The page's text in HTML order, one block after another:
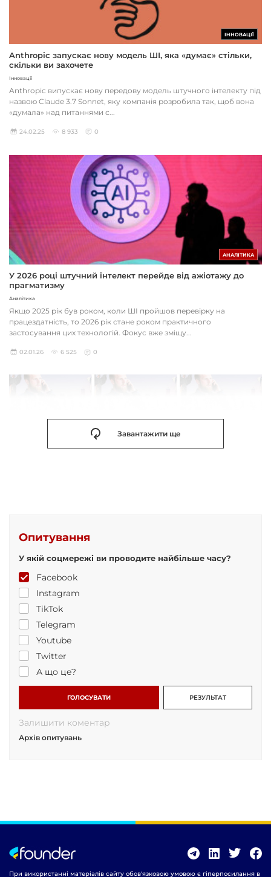
ІННОВАЦІЇ
Anthropic запускає нову модель ШІ, яка «думає» стільки,
скільки ви захочете
Інновації
Anthropic випускає нову передову модель штучного інтелекту під
назвою Claude 3.7 Sonnet, яку компанія розробила так, щоб вона
«думала» над питаннями с...
24.02.25 8 933 0
АНАЛІТИКА
У 2026 році штучний інтелект перейде від ажіотажу до
прагматизму
Аналітика
Якщо 2025 рік був роком, коли ШІ пройшов перевірку на
працездатність, то 2026 рік стане роком практичного
застосування цих технологій. Фокус вже зміщу...
02.01.26 6 525 0
Завантажити ще
Опитування
У якій соцмережі ви проводите найбільше часу?
Facebook
Instagram
TikTok
Telegram
Youtube
Twitter
А що це?
ГОЛОСУВАТИ РЕЗУЛЬТАТ
Залишити коментар
Архів опитувань
При використанні матеріалів сайту обов'язковою умовою є гіперпосилання в